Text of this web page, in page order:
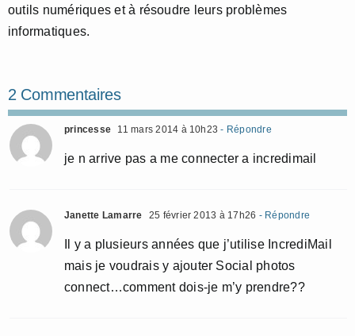
outils numériques et à résoudre leurs problèmes
informatiques.
2 Commentaires
princesse 11 mars 2014 à 10h23 - Répondre
je n arrive pas a me connecter a incredimail
Janette Lamarre 25 février 2013 à 17h26 - Répondre
Il y a plusieurs années que j’utilise IncrediMail
mais je voudrais y ajouter Social photos
connect…comment dois-je m’y prendre??